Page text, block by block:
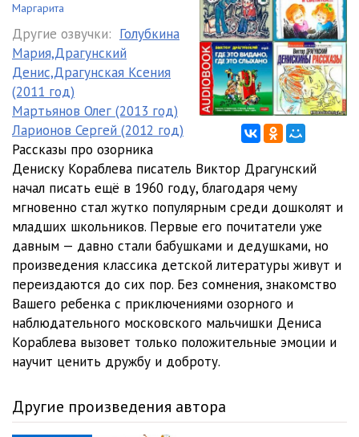
Маргарита
Другие озвучки: Голубкина
Мария,Драгунский
Денис,Драгунская Ксения
(2011 год)
Мартьянов Олег (2013 год)
Ларионов Сергей (2012 год)
Рассказы про озорника
Дениску Кораблева писатель Виктор Драгунский
начал писать ещё в 1960 году, благодаря чему
мгновенно стал жутко популярным среди дошколят и
младших школьников. Первые его почитатели уже
давным — давно стали бабушками и дедушками, но
произведения классика детской литературы живут и
переиздаются до сих пор. Без сомнения, знакомство
Вашего ребенка с приключениями озорного и
наблюдательного московского мальчишки Дениса
Кораблева вызовет только положительные эмоции и
научит ценить дружбу и доброту.
Другие произведения автора